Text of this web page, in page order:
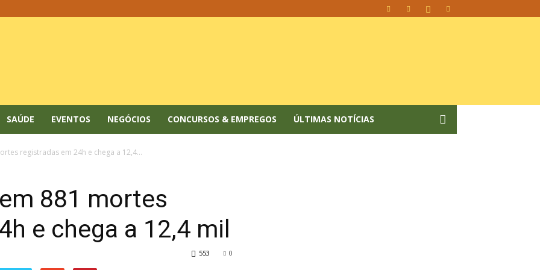
SAÚDE EVENTOS NEGÓCIOS CONCURSOS & EMPREGOS ÚLTIMAS NOTÍCIAS
registradas em 24h e chega a 12,4...
881 mortes
e chega a 12,4 mil
0
553